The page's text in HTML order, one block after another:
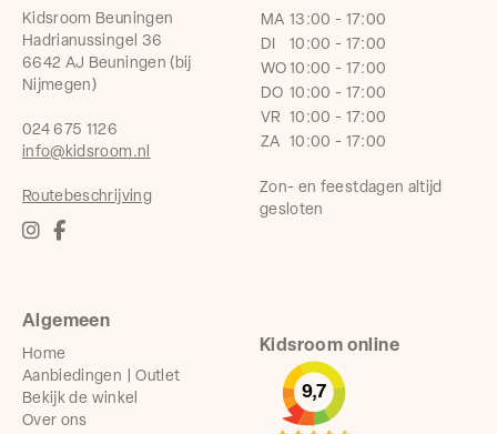
Algemeen
Home
Aanbiedingen | Outlet
Bekijk de winkel
Over ons
Kidsroom Beuningen
Hadrianussingel 36
6642 AJ Beuningen (bij
Nijmegen)
024 675 1126
info@kidsroom.nl
Routebeschrijving
MA 13:00 - 17:00
DI
10:00 - 17:00
WO 10:00 - 17:00
DO 10:00 - 17:00
VR 10:00 - 17:00
ZA 10:00 - 17:00
Zon- en feestdagen altijd
gesloten
Kidsroom online
9,7